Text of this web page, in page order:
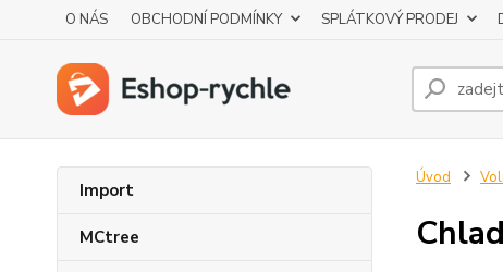
O NÁS OBCHODNÍ PODMÍNKY SPLÁTKOVÝ PRODEJ
Import
MCtree
Úvod